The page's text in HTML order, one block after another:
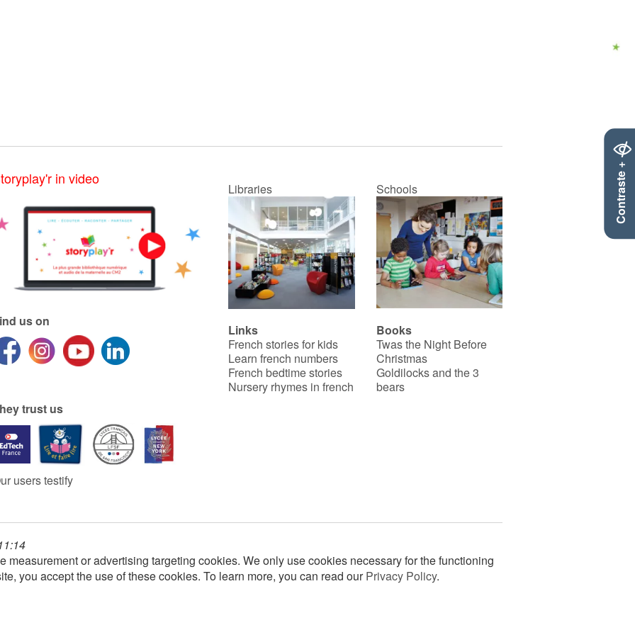
Contraste +
in video
us on
trust us
users testify
Libraries Schools
Links
French stories for kids
Learn french numbers
French bedtime stories
Nursery rhymes in french
Books
Twas the Night Before
Christmas
Goldilocks and the 3
bears
measurement or advertising targeting cookies. We only use cookies necessary for the functioning
you accept the use of these cookies. To learn more, you can read ourPrivacy Policy.